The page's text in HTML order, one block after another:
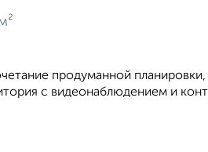
продуманной
с видеонаблюдением и